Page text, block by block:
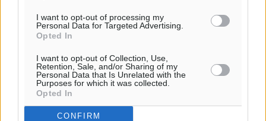
I want to opt-out of processing my
Personal Data for Targeted Advertising.
Opted In
I want to opt-out of Collection, Use,
Retention, Sale, and/or Sharing of my
Personal Data that Is Unrelated with the
Purposes for which it was collected.
Opted In
CONFIRM